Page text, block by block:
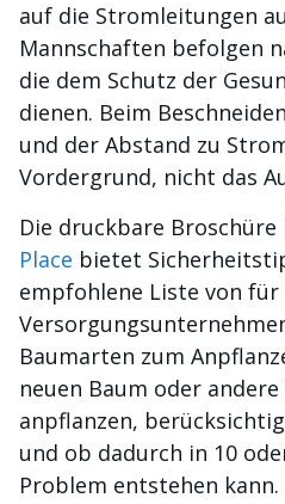
auf die Stromleitungen
Mannschaften befolgen
die dem Schutz der
dienen. Beim
und der Abstand zu
Vordergrund, nicht das
Die druckbare Broschüre
Place bietet
empfohlene Liste von für
Baumarten zum
neuen Baum oder
anpflanzen,
und ob dadurch in 10
Problem entstehen kann.